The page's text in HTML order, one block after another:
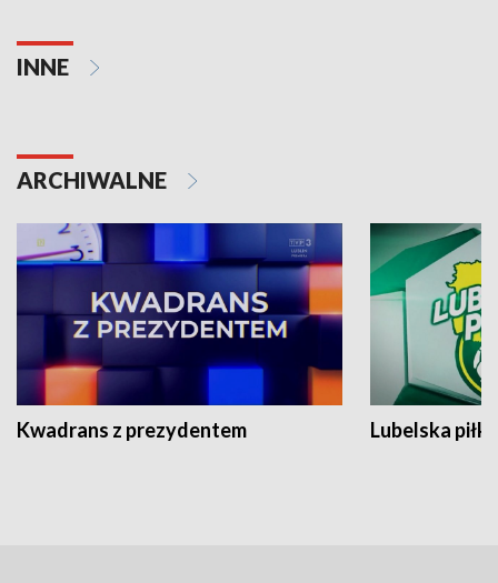
INNE
ARCHIWALNE
Kwadrans z prezydentem Lubelska piłka